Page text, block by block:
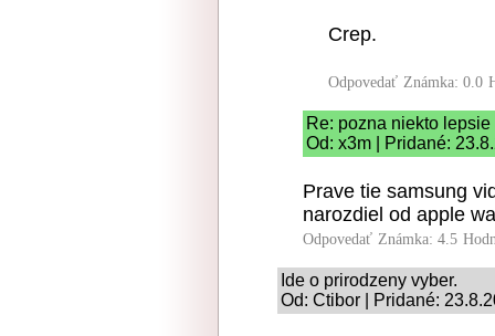
Crep.
Odpovedať Známka: 0.0
Re: pozna niekto
Od: x3m | Pridané:
Prave tie samsung
narozdiel od apple
Odpovedať Známka: 4.5
Ide o prirodzeny vyber.
Od: Ctibor | Pridané: